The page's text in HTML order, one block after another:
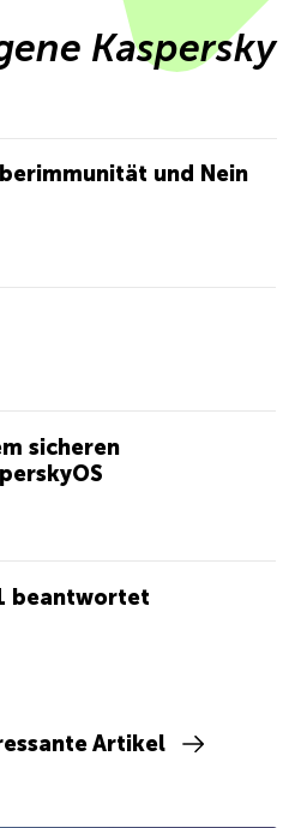
Kaspersky
und Nein
sicheren
beantwortet
Artikel